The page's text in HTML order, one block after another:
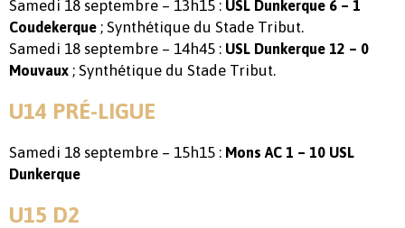
Samedi 18 septembre – 13h15 : USL Dunkerque 6 – 1
Coudekerque ; Synthétique du Stade Tribut.
Samedi 18 septembre – 14h45 : USL Dunkerque 12 – 0
Mouvaux ; Synthétique du Stade Tribut.
U14 PRÉ-LIGUE
Samedi 18 septembre – 15h15 : Mons AC 1 – 10 USL
Dunkerque
U15 D2